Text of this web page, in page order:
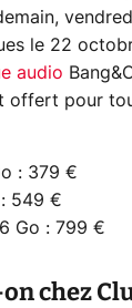
le 22
audio
offert pour
: 379 €
549 €
Go : 799 €
chez